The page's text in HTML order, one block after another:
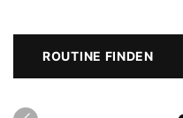
ROUTINE FINDEN